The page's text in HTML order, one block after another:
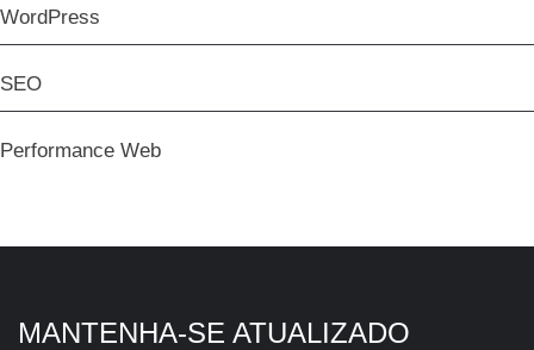
WordPress
SEO
Performance Web
MANTENHA-SE ATUALIZADO